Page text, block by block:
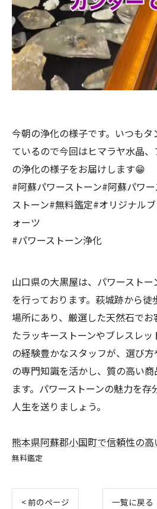
今朝の浄化の様子です。いつも
ているので今回はヒマラヤ水晶
の浄化の様子をお届けします😁
#阿蘇パワーストーン#阿蘇パワ
ストーン#無料鑑定#オリジナル
ォーツ
#パワーストーン浄化
山口県の大黒屋は、パワースト
を行っております。萩城跡から
場所にあり、厳選した天然石で
たラッキーストーンやブレスレ
の経験豊かなスタッフが、選び
の専門知識を活かし、質の高い
ます。パワーストーンの魅力を
人生を送りましょう。
熊本県阿蘇郡小国町で信頼性の
無料鑑定
< 前のページ 一覧に戻る